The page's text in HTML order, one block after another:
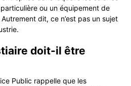
ou un équipement de
dit, ce n’est pas un sujet
doit-il être
Public rappelle que les